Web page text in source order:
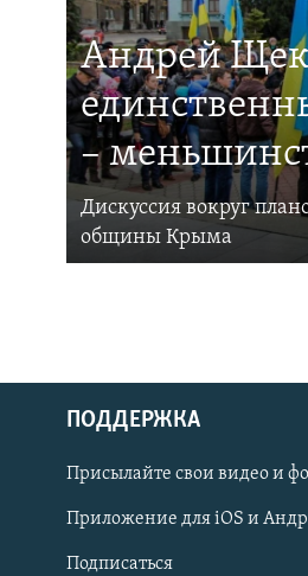
Українською
Qırımtatar
Андрей
–
Дискуссия вокруг
общины Крыма
ПОДДЕРЖКА
Присылайте свои видео и
Приложение для iOS и
Подписаться